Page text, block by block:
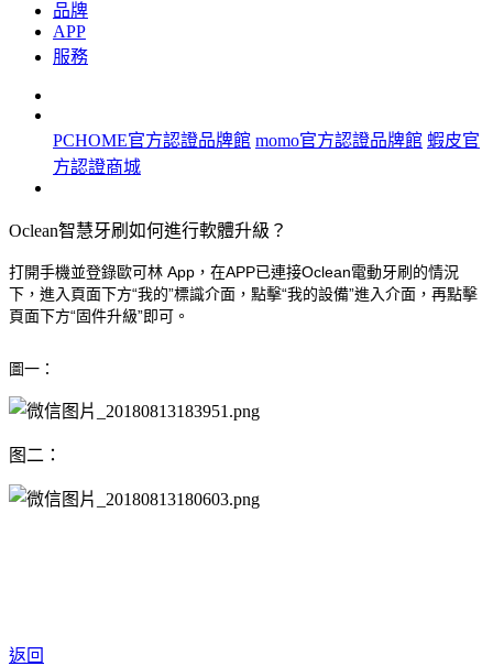
品牌
APP
服務
PCHOME官方認證品牌館 momo官方認證品牌館 蝦皮官
方認證商城
Oclean智慧牙刷如何進行軟體升級？
打開手機並登錄歐可林 App ，在APP已連接Oclean電動牙刷的情況
下，進入頁面下方“我的”標識介面，點擊“我的設備”進入介面，再點擊
頁面下方“ 固件升級”即可。
圖一：
图二：
返回